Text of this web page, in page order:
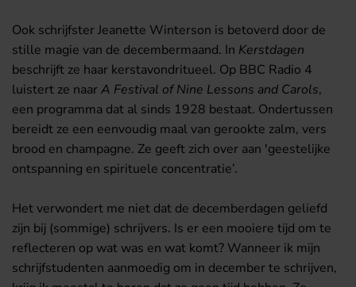
Ook schrijfster Jeanette Winterson is betoverd door de
stille magie van de decembermaand. In Kerstdagen
beschrijft ze haar kerstavondritueel. Op BBC Radio 4
luistert ze naarA Festival of Nine Lessons and Carols,
een programma dat al sinds 1928 bestaat. Ondertussen
bereidt ze een eenvoudig maal van gerookte zalm, vers
brood en champagne. Ze geeft zich over aan 'geestelijke
ontspanning en spirituele concentratie’.
Het verwondert me niet dat de decemberdagen geliefd
zijn bij (sommige) schrijvers. Is er een mooiere tijd om te
reflecteren op wat was en wat komt? Wanneer ik mijn
schrijfstudenten aanmoedig om in december te schrijven,